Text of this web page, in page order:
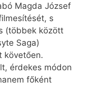
Magda József
s
(többek között
Saga)
követően.
érdekes módon
főként